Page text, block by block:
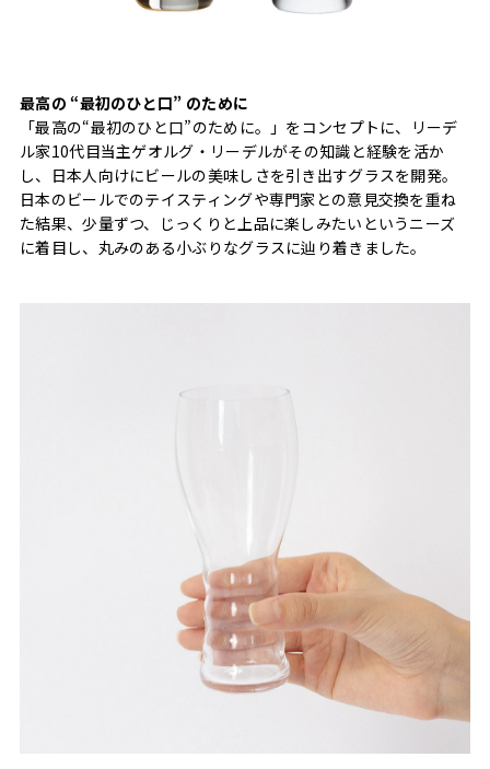
最高の “最初のひと口” のために
「最高の“最初のひと口”のために。」をコンセプトに、リーデ
ル家10代目当主ゲオルグ・リーデルがその知識と経験を活か
し、日本人向けにビールの美味しさを引き出すグラスを開発。
日本のビールでのテイスティングや専門家との意見交換を重ね
た結果、少量ずつ、じっくりと上品に楽しみたいというニーズ
に着目し、丸みのある小ぶりなグラスに辿り着きました。